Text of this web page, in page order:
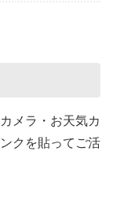
メラ・お天気カ
クを貼ってご活